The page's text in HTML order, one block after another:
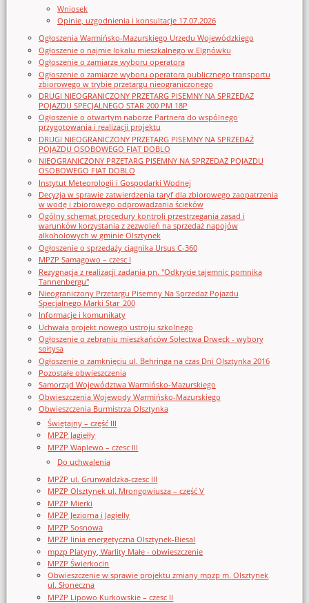
Wniosek
Opinie, uzgodnienia i konsultacje 17.07.2026
Ogłoszenia Warmińsko-Mazurskiego Urzędu Wojewódzkiego
Ogłoszenie o najmie lokalu mieszkalnego w Elgnówku
Ogłoszenie o zamiarze wyboru operatora
Ogłoszenie o zamiarze wyboru operatora publicznego transportu
zbiorowego w trybie przetargu nieograniczonego
DRUGI NIEOGRANICZONY PRZETARG PISEMNY NA SPRZEDAŻ
POJAZDU SPECJALNEGO STAR 200 PM 18P
Ogłoszenie o otwartym naborze Partnera do wspólnego
przygotowania i realizacji projektu
DRUGI NIEOGRANICZONY PRZETARG PISEMNY NA SPRZEDAŻ
POJAZDU OSOBOWEGO FIAT DOBLO
NIEOGRANICZONY PRZETARG PISEMNY NA SPRZEDAŻ POJAZDU
OSOBOWEGO FIAT DOBLO
Instytut Meteorologii i Gospodarki Wodnej
Decyzja w sprawie zatwierdzenia taryf dla zbiorowego zaopatrzenia
w wodę i zbiorowego odprowadzania ścieków
Ogólny schemat procedury kontroli przestrzegania zasad i
warunków korzystania z zezwoleń na sprzedaż napojów
alkoholowych w gminie Olsztynek
Ogłoszenie o sprzedaży ciągnika Ursus C-360
MPZP Samagowo – czesc I
Rezygnacja z realizacji zadania pn. "Odkrycie tajemnic pomnika
Tannenbergu"
Nieograniczony Przetargu Pisemny Na Sprzedaż Pojazdu
Specjalnego Marki Star_200
Informacje i komunikaty
Uchwała projekt nowego ustroju szkolnego
Ogłoszenie o zebraniu mieszkańców Sołectwa Drwęck - wybory
sołtysa
Ogłoszenie o zamknięciu ul. Behringa na czas Dni Olsztynka 2016
Pozostałe obwieszczenia
Samorząd Województwa Warmińsko-Mazurskiego
Obwieszczenia Wojewody Warmińsko-Mazurskiego
Obwieszczenia Burmistrza Olsztynka
Świętajny – część III
MPZP Jagiełły
MPZP Waplewo – czesc III
Do uchwalenia
MPZP ul. Grunwaldzka-czesc III
MPZP Olsztynek ul. Mrongowiusza – część V
MPZP Mierki
MPZP Jeziorna i Jagielly
MPZP Sosnowa
MPZP linia energetyczna Olsztynek-Biesal
mpzp Platyny, Warlity Małe - obwieszczenie
MPZP Świerkocin
Obwieszczenie w sprawie projektu zmiany mpzp m. Olsztynek
ul. Słoneczna
MPZP Lipowo Kurkowskie – czesc II